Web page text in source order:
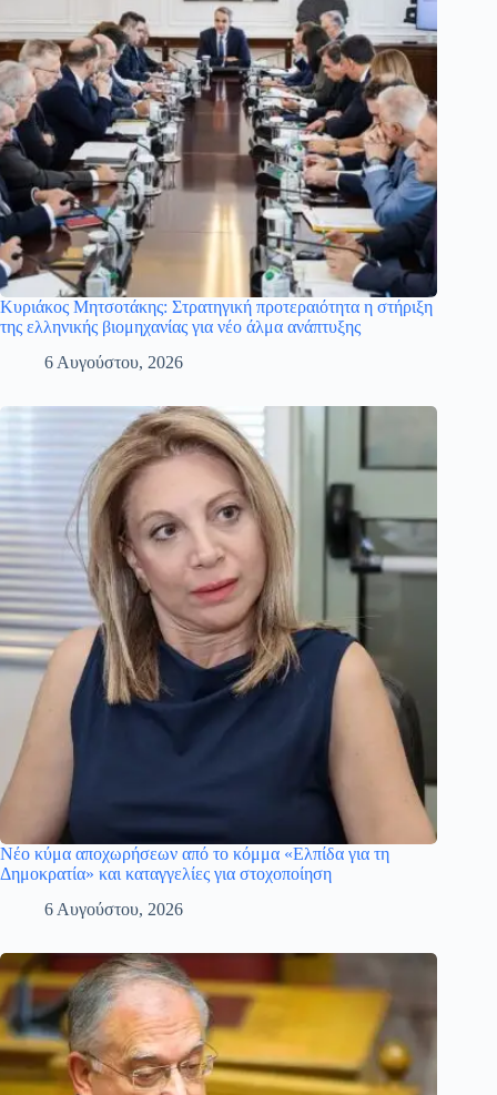
Κυριάκος Μητσοτάκης: Στρατηγική προτεραιότητα η στήριξη
της ελληνικής βιομηχανίας για νέο άλμα ανάπτυξης
6 Αυγούστου, 2026
Νέο κύμα αποχωρήσεων από το κόμμα «Ελπίδα για τη
Δημοκρατία» και καταγγελίες για στοχοποίηση
6 Αυγούστου, 2026